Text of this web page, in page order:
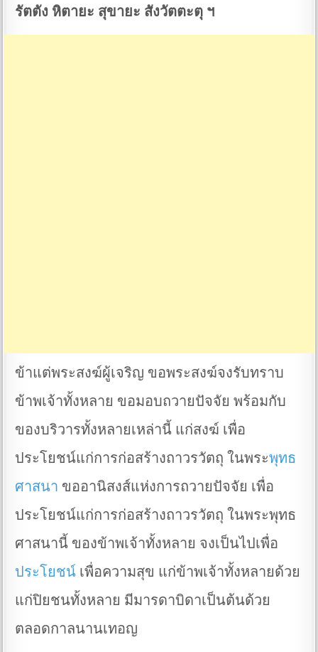
รัตตัง หิตายะ สุขายะ สังวัตตะตุ ฯ
ข้าแต่พระสงฆ์ผู้เจริญ ขอพระสงฆ์จงรับทราบ
ข้าพเจ้าทั้งหลาย ขอมอบถวายปัจจัย พร้อมกับ
ของบริวารทั้งหลายเหล่านี้ แก่สงฆ์ เพื่อ
ประโยชน์แก่การก่อสร้างถาวรวัตถุ ในพระพุทธ
ศาสนา ขออานิสงส์แห่งการถวายปัจจัย เพื่อ
ประโยชน์แก่การก่อสร้างถาวรวัตถุ ในพระพุทธ
ศาสนานี้ ของข้าพเจ้าทั้งหลาย จงเป็นไปเพื่อ
ประโยชน์ เพื่อความสุข แก่ข้าพเจ้าทั้งหลายด้วย
แก่ปิยชนทั้งหลาย มีมารดาบิดาเป็นต้นด้วย
ตลอดกาลนานเทอญ